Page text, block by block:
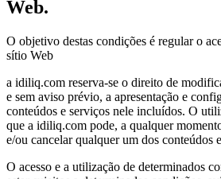
Web.
O objetivo destas condições é regular o
sítio Web
a idiliq.com reserva-se o direito de
e sem aviso prévio, a apresentação e
conteúdos e serviços nele incluídos. O
que a idiliq.com pode, a qualquer
e/ou cancelar qualquer um dos conteúdos
O acesso e a utilização de determinados